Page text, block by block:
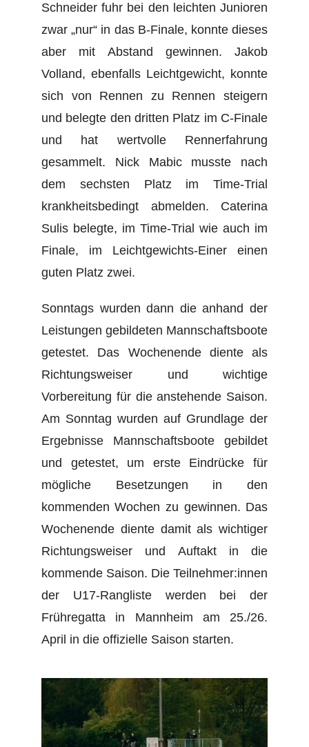
Schneider fuhr bei den leichten Junioren
zwar „nur“ in das B-Finale, konnte dieses
aber mit Abstand gewinnen. Jakob
Volland, ebenfalls Leichtgewicht, konnte
sich von Rennen zu Rennen steigern
und belegte den dritten Platz im C-Finale
und hat wertvolle Rennerfahrung
gesammelt. Nick Mabic musste nach
dem sechsten Platz im Time-Trial
krankheitsbedingt abmelden. Caterina
Sulis belegte, im Time-Trial wie auch im
Finale, im Leichtgewichts-Einer einen
guten Platz zwei.
Sonntags wurden dann die anhand der
Leistungen gebildeten Mannschaftsboote
getestet. Das Wochenende diente als
Richtungsweiser und wichtige
Vorbereitung für die anstehende Saison.
Am Sonntag wurden auf Grundlage der
Ergebnisse Mannschaftsboote gebildet
und getestet, um erste Eindrücke für
mögliche Besetzungen in den
kommenden Wochen zu gewinnen. Das
Wochenende diente damit als wichtiger
Richtungsweiser und Auftakt in die
kommende Saison. Die Teilnehmer:innen
der U17-Rangliste werden bei der
Frühregatta in Mannheim am 25./26.
April in die offizielle Saison starten.